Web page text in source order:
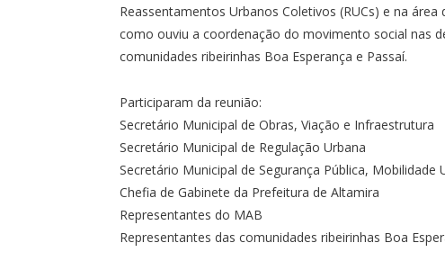
Reassentamentos Urbanos Coletivos (RUCs) e na
como ouviu a coordenação do movimento social nas
comunidades ribeirinhas Boa Esperança e Passaí.
Participaram da reunião:
Secretário Municipal de Obras, Viação e Infraestrutura
Secretário Municipal de Regulação Urbana
Secretário Municipal de Segurança Pública, Mobilidade
Chefia de Gabinete da Prefeitura de Altamira
Representantes do MAB
Representantes das comunidades ribeirinhas Boa